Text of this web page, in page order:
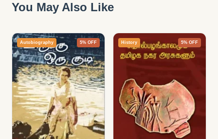
You May Also Like
Autobiography 5% OFF History 5% OFF